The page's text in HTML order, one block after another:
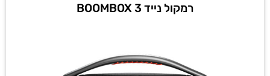
רמקול נייד BOOMBOX 3